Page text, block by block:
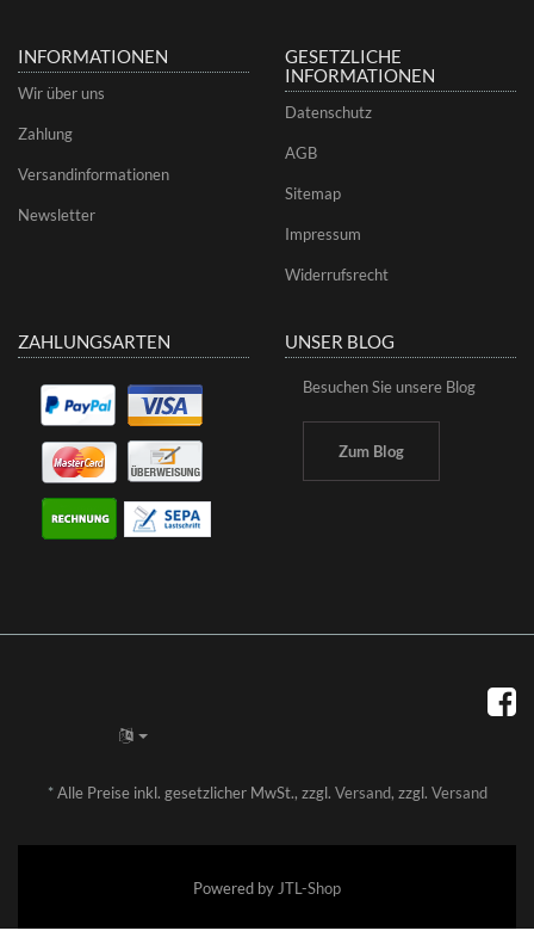
INFORMATIONEN
Wir über uns
Zahlung
Versandinformationen
Newsletter
GESETZLICHE
INFORMATIONEN
Datenschutz
AGB
Sitemap
Impressum
Widerrufsrecht
ZAHLUNGSARTEN UNSER BLOG
Besuchen Sie unsere Blog
Zum Blog
*Alle Preise inkl. gesetzlicher MwSt., zzgl. Versand, zzgl. Versand
Powered by JTL-Shop